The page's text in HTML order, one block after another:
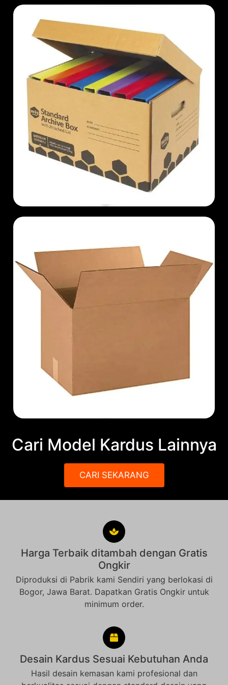
Cari Model Kardus Lainnya
CARI SEKARANG
Harga Terbaik ditambah dengan Gratis
Ongkir
Diproduksi di Pabrik kami Sendiri yang berlokasi di
Bogor, Jawa Barat. Dapatkan Gratis Ongkir untuk
minimum order.
Desain Kardus Sesuai Kebutuhan Anda
Hasil desain kemasan kami profesional dan